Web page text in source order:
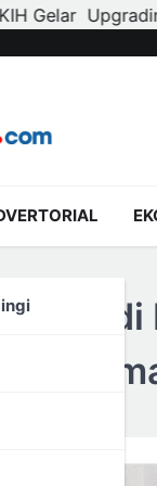
di Kampar